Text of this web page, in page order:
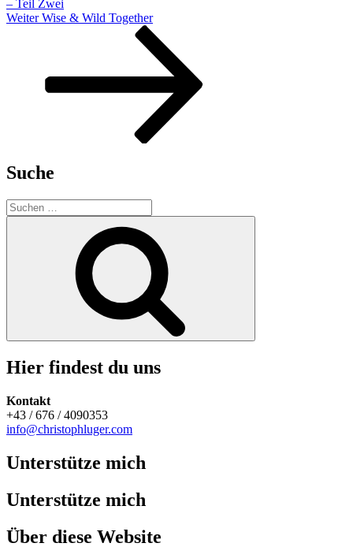
– Teil Zwei
Nächster
Weiter Wise & Wild Together
Suche
Suchen
nach:
Hier findest du uns
Kontakt
+43 / 676 / 4090353
info@christophluger.com
Unterstütze mich
Unterstütze mich
Über diese Website